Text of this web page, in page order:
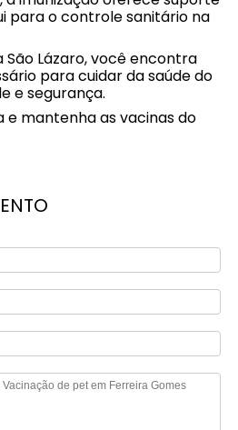
para o controle sanitário na
São Lázaro, você encontra
para cuidar da saúde do
e segurança.
e mantenha as vacinas do